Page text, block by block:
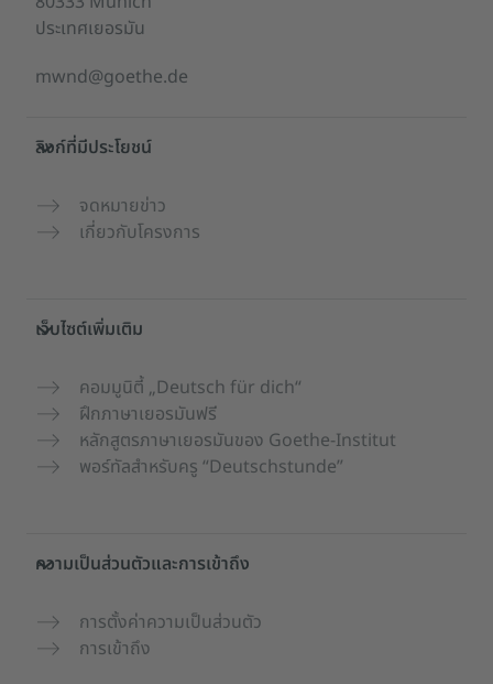
ประเทศเยอรมัน
mwnd@goethe.de
ลิงก์ที่มีประโยชน์
จดหมายข่าว
เกี่ยวกับโครงการ
เว็บไซต์เพิ่มเติม
คอมมูนิตี้ „Deutsch für dich“
ฝึกภาษาเยอรมันฟรี
หลักสูตรภาษาเยอรมันของ Goethe-Institut
พอร์ทัลสำหรับครู “Deutschstunde”
ความเป็นส่วนตัวและการเข้าถึง
การตั้งค่าความเป็นส่วนตัว
การเข้าถึง